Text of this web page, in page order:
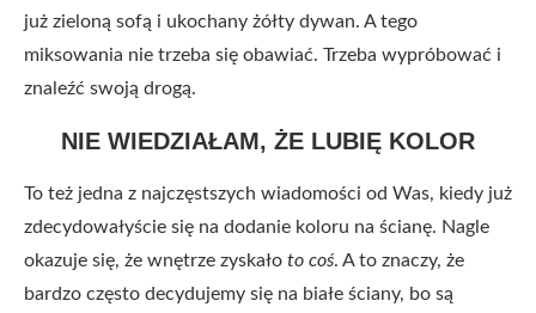
już zieloną sofą i ukochany żółty dywan. A tego
miksowania nie trzeba się obawiać. Trzeba wypróbować i
znaleźć swoją drogą.
NIE WIEDZIAŁAM, ŻE LUBIĘ KOLOR
To też jedna z najczęstszych wiadomości od Was, kiedy już
zdecydowałyście się na dodanie koloru na ścianę. Nagle
okazuje się, że wnętrze zyskało to coś. A to znaczy, że
bardzo często decydujemy się na białe ściany, bo są